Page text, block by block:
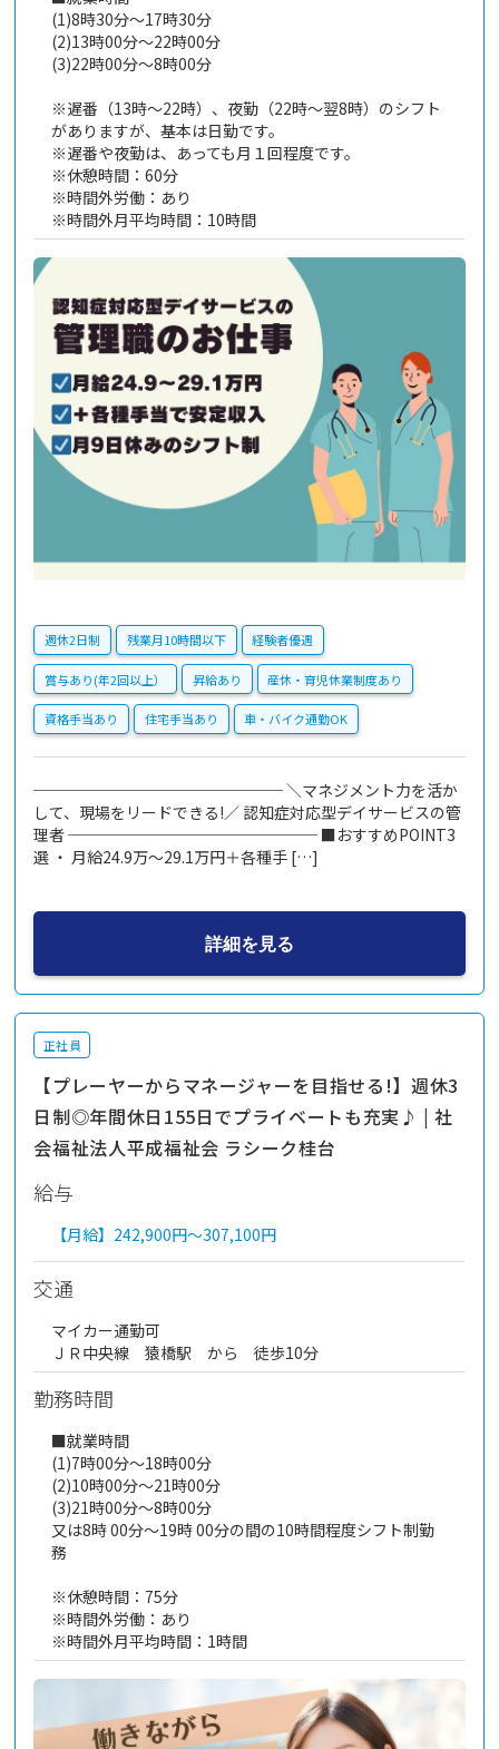
(1)8時30分～17時30分
(2)13時00分～22時00分
(3)22時00分～8時00分
※遅番（13時～22時）、夜勤（22時～翌8時）のシフト
がありますが、基本は日勤です。
※遅番や夜勤は、あっても月１回程度です。
※休憩時間：60分
※時間外労働：あり
※時間外月平均時間：10時間
週休2日制 残業月10時間以下 経験者優遇
賞与あり(年2回以上） 昇給あり 産休・育児休業制度あり
資格手当あり 住宅手当あり 車・バイク通勤OK
──────────────── ＼マネジメント力を活か
して、現場をリードできる!／ 認知症対応型デイサービスの管
理者 ──────────────── ■おすすめPOINT3
選 ・ 月給24.9万～29.1万円＋各種手 […]
詳細を見る
正社員
【プレーヤーからマネージャーを目指せる!】週休3
日制◎年間休日155日でプライベートも充実♪ | 社
会福祉法人平成福祉会 ラシーク桂台
給与
【月給】 242,900円～307,100円
交通
マイカー通勤可
ＪＲ中央線 猿橋駅 から 徒歩10分
勤務時間
■就業時間
(1)7時00分～18時00分
(2)10時00分～21時00分
(3)21時00分～8時00分
又は8時 00分～19時 00分の間の10時間程度シフト制勤
務
※休憩時間：75分
※時間外労働：あり
※時間外月平均時間：1時間